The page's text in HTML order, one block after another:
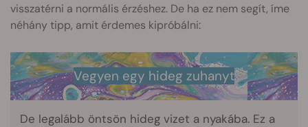
visszatérni a normális érzéshez. De ha ez nem segít, íme
néhány tipp, amit érdemes kipróbálni:
Vegyen egy hideg zuhanyt
De legalább öntsön hideg vizet a nyakába. Ez a